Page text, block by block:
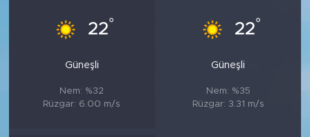
22°
Güneşli
Nem: %32
Rüzgar: 6.00 m/s
22°
Güneşli
Nem: %35
Rüzgar: 3.31 m/s